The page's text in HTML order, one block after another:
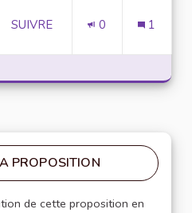
20 ABONNÉS
SUIVRE 0 1
PROPOSITION
de cette proposition en